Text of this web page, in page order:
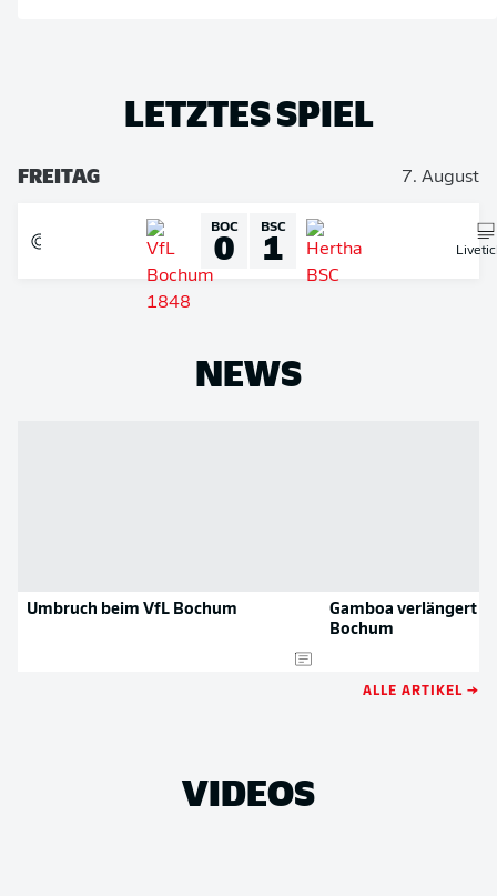
LETZTES SPIEL
FREITAG 7. August
BOC
0 BSC
1
NEWS
Umbruch beim VfL Bochum
Gamboa verlängert
Bochum
ALLE ARTIKEL →
VIDEOS